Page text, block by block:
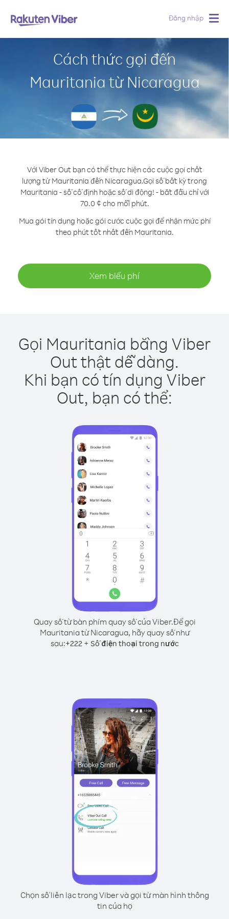
Đăng nhập
Cách thức gọi đến
Mauritania từ Nicaragua
Với Viber Out bạn có thể thực hiện các cuộc gọi chất
lượng từ Mauritania đến Nicaragua.Gọi số bất kỳ trong
Mauritania - số cố định hoặc số di động! - bắt đầu chỉ với
70.0 ¢ cho mỗi phút.
Mua gói tín dụng hoặc gói cước cuộc gọi để nhận mức phí
theo phút tốt nhất đến Mauritania.
Xem biểu phí
Gọi Mauritania bằng Viber
Out thật dễ dàng.
Khi bạn có tín dụng Viber
Out, bạn có thể:
Quay số từ bàn phím quay số của Viber.Để gọi
Mauritania từ Nicaragua, hãy quay số như
sau:+222+ Số điện thoại trong nước
Chọn số liên lạc trong Viber và gọi từ màn hình thông
tin của họ